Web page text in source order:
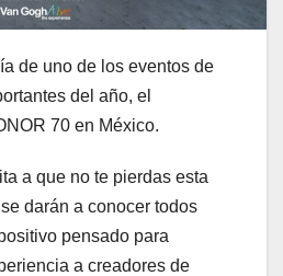
de uno de los eventos de
del año, el
70 en México.
a que no te pierdas esta
darán a conocer todos
pensado para
a creadores de